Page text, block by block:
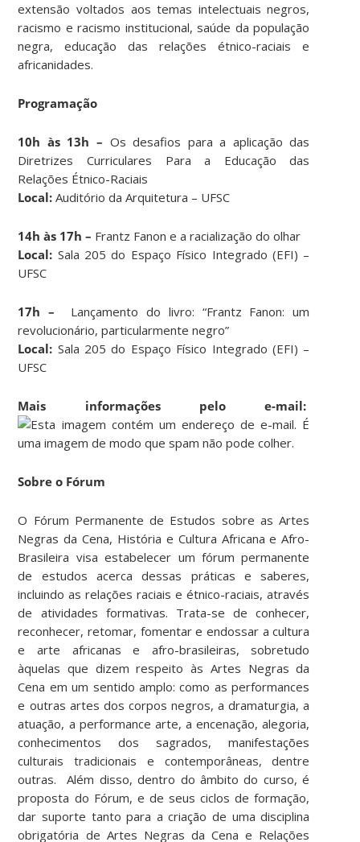
extensão voltados aos temas intelectuais negros,
racismo e racismo institucional, saúde da população
negra, educação das relações étnico-raciais e
africanidades.
Programação
10h às 13h – Os desafios para a aplicação das
Diretrizes Curriculares Para a Educação das
Relações Étnico-Raciais
Local: Auditório da Arquitetura – UFSC
14h às 17h – Frantz Fanon e a racialização do olhar
Local: Sala 205 do Espaço Físico Integrado (EFI) –
UFSC
17h – Lançamento do livro: “Frantz Fanon: um
revolucionário, particularmente negro”
Local: Sala 205 do Espaço Físico Integrado (EFI) –
UFSC
Mais informações pelo e-mail:
Sobre o Fórum
O Fórum Permanente de Estudos sobre as Artes
Negras da Cena, História e Cultura Africana e Afro-
Brasileira visa estabelecer um fórum permanente
de estudos acerca dessas práticas e saberes,
incluindo as relações raciais e étnico-raciais, através
de atividades formativas. Trata-se de conhecer,
reconhecer, retomar, fomentar e endossar a cultura
e arte africanas e afro-brasileiras, sobretudo
àquelas que dizem respeito às Artes Negras da
Cena em um sentido amplo: como as performances
e outras artes dos corpos negros, a dramaturgia, a
atuação, a performance arte, a encenação, alegoria,
conhecimentos dos sagrados, manifestações
culturais tradicionais e contemporâneas, dentre
outras. Além disso, dentro do âmbito do curso, é
proposta do Fórum, e de seus ciclos de formação,
dar suporte tanto para a criação de uma disciplina
obrigatória de Artes Negras da Cena e Relações